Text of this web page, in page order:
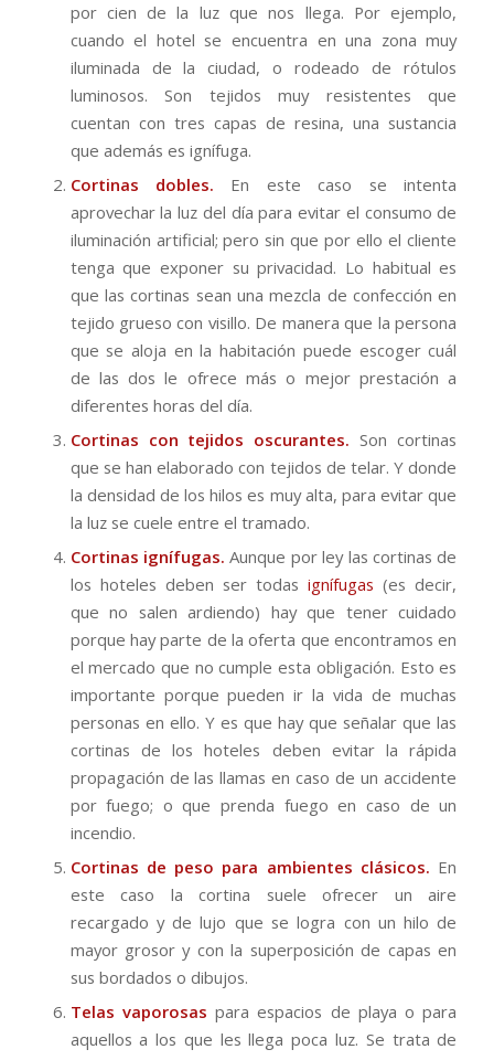
por cien de la luz que nos llega. Por ejemplo,
cuando el hotel se encuentra en una zona muy
iluminada de la ciudad, o rodeado de rótulos
luminosos. Son tejidos muy resistentes que
cuentan con tres capas de resina, una sustancia
que además es ignífuga.
Cortinas dobles. En este caso se intenta
aprovechar la luz del día para evitar el consumo de
iluminación artificial; pero sin que por ello el cliente
tenga que exponer su privacidad. Lo habitual es
que las cortinas sean una mezcla de confección en
tejido grueso con visillo. De manera que la persona
que se aloja en la habitación puede escoger cuál
de las dos le ofrece más o mejor prestación a
diferentes horas del día.
Cortinas con tejidos oscurantes. Son cortinas
que se han elaborado con tejidos de telar. Y donde
la densidad de los hilos es muy alta, para evitar que
la luz se cuele entre el tramado.
Cortinas ignífugas. Aunque por ley las cortinas de
los hoteles deben ser todasignífugas (es decir,
que no salen ardiendo) hay que tener cuidado
porque hay parte de la oferta que encontramos en
el mercado que no cumple esta obligación. Esto es
importante porque pueden ir la vida de muchas
personas en ello. Y es que hay que señalar que las
cortinas de los hoteles deben evitar la rápida
propagación de las llamas en caso de un accidente
por fuego; o que prenda fuego en caso de un
incendio.
Cortinas de peso para ambientes clásicos. En
este caso la cortina suele ofrecer un aire
recargado y de lujo que se logra con un hilo de
mayor grosor y con la superposición de capas en
sus bordados o dibujos.
Telas vaporosas para espacios de playa o para
aquellos a los que les llega poca luz. Se trata de